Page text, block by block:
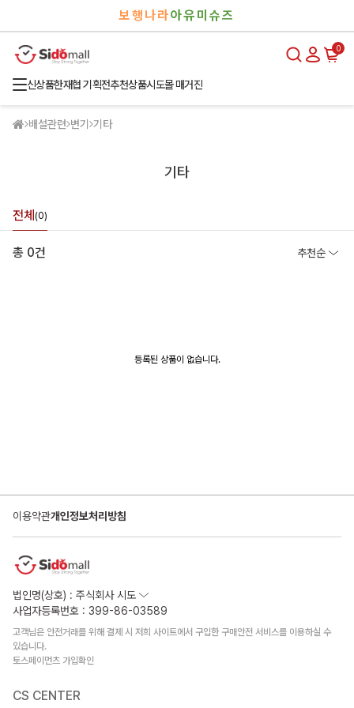
보행나라아유미슈즈
0
신상품한재협 기획전추천상품시도몰 매거진
배설관련 변기 기타
기타
전체 (0)
총 0건 추천순
등록된 상품이 없습니다.
이용약관개인정보처리방침
법인명(상호) : 주식회사 시도
사업자등록번호 : 399-86-03589
고객님은 안전거래를 위해 결제 시 저희 사이트에서 구입한 구매안전 서비스를 이용하실 수
있습니다.
토스페이먼츠 가입확인
CS CENTER